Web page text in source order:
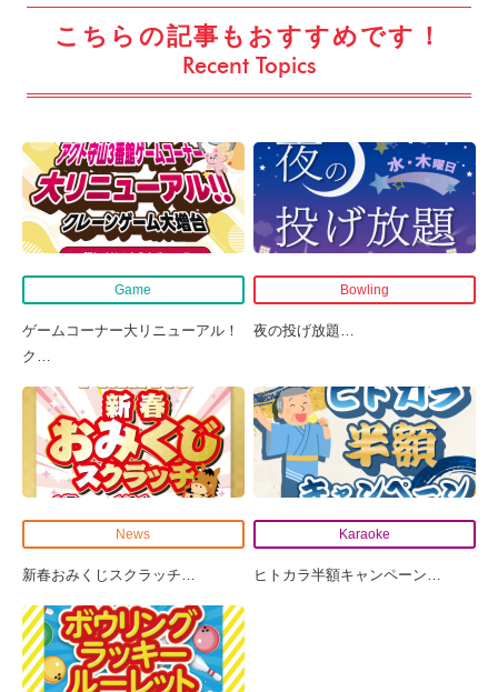
こちらの記事もおすすめです！
Recent Topics
Game
ゲームコーナー大リニューアル！
ク
Bowling
夜の投げ放題
News
新春おみくじスクラッチ
Karaoke
ヒトカラ半額キャンペーン